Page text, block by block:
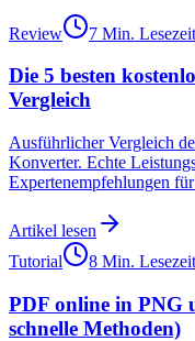
Review 7 Min. Lesezeit
Die 5 besten
Vergleich
Ausführlicher Vergleich
Konverter. Echte
Expertenempfehlungen
Artikel lesen
Tutorial
8 Min. Lesezeit
PDF online in PNG
schnelle Methoden)